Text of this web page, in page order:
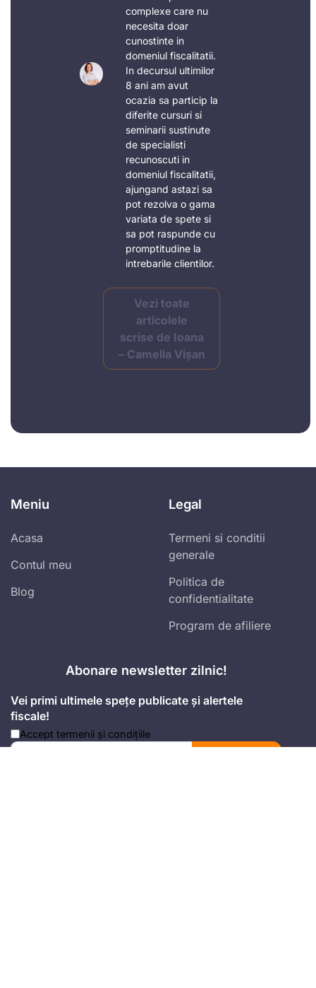
complexe care nu
necesita doar
cunostinte in
domeniul fiscalitatii.
In decursul ultimilor
8 ani am avut
ocazia sa particip la
diferite cursuri si
seminarii sustinute
de specialisti
recunoscuti in
domeniul fiscalitatii,
ajungand astazi sa
pot rezolva o gama
variata de spete si
sa pot raspunde cu
promptitudine la
intrebarile clientilor.
Vezi toate
articolele
scrise de Ioana
– Camelia Vișan
Meniu
Acasa
Contul meu
Blog
Legal
Termeni si conditii
generale
Politica de
confidentialitate
Program de afiliere
Abonare newsletter zilnic!
Vei primi ultimele spețe publicate și alertele
fiscale!
Accept termenii și condițiile